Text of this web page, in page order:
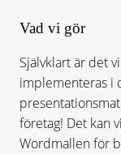
Vad vi gör
Självklart är det
implementeras i
företag! Det kan
Wordmallen för